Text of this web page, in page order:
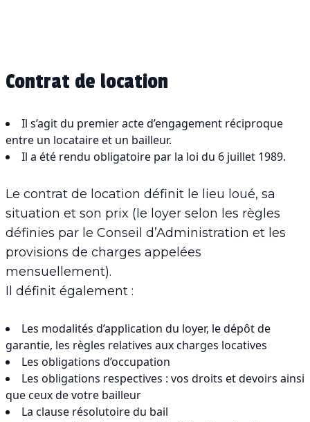
Contrat de location
Il s’agit du premier acte d’engagement réciproque
entre un locataire et un bailleur.
Il a été rendu obligatoire par la loi du 6 juillet 1989.
Le contrat de location définit le lieu loué, sa
situation et son prix (le loyer selon les règles
définies par le Conseil d’Administration et les
provisions de charges appelées
mensuellement).
Il définit également :
Les modalités d’application du loyer, le dépôt de
garantie, les règles relatives aux charges locatives
Les obligations d’occupation
Les obligations respectives : vos droits et devoirs ainsi
que ceux de votre bailleur
La clause résolutoire du bail